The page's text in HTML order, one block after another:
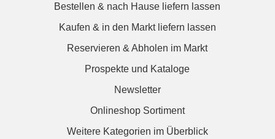
Bestellen & nach Hause liefern lassen
Kaufen & in den Markt liefern lassen
Reservieren & Abholen im Markt
Prospekte und Kataloge
Newsletter
Onlineshop Sortiment
Weitere Kategorien im Überblick